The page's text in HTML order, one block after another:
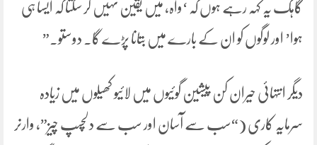
گاہک یہ کہہ رہے ہوں کہ ‘واہ، میں یقین نہیں کر سکتا کہ ایسا ہی
ہوا’ اور لوگوں کو ان کے بارے میں بتانا پڑے گا۔ دوستو۔”
دیگر انتہائی حیران کن پیشین گوئیوں میں لائیو کھیلوں میں زیادہ
سرمایہ کاری (“سب سے آسان اور سب سے دلچسپ چیز”، وارنر